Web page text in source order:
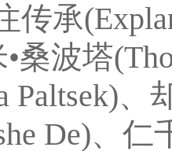
传承
桑波塔
Paltsek)、
De)、